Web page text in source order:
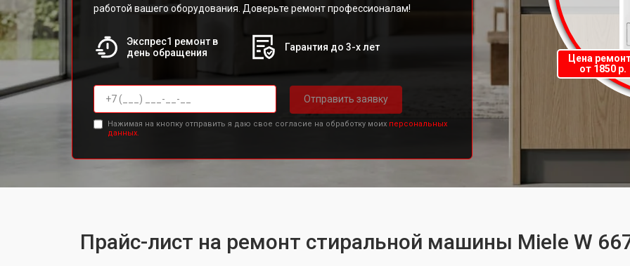
работой вашего оборудования. Доверьте ремонт профессионалам!
Экспрес1 ремонт в
день обращения
Гарантия до 3-х лет
Отправить заявку
Нажимая на кнопку отправить я даю свое согласие на обработку моих персональных
данных.
Цена
от 1850 р.
Прайс-лист на ремонт стиральной машины Miele W